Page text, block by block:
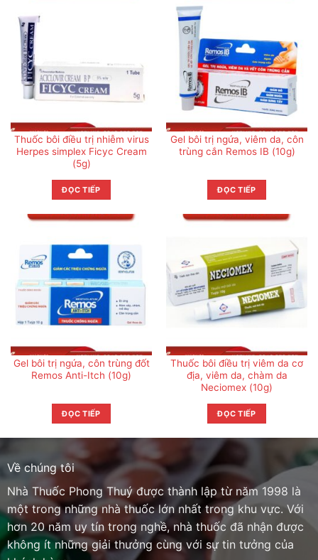
Thuốc bôi điều trị nhiễm virus
Herpes simplex Ficyc Cream
(5g)
ĐỌC TIẾP
Gel bôi trị ngứa, viêm da, côn
trùng cắn Remos IB (10g)
ĐỌC TIẾP
Gel bôi trị ngứa, côn trùng đốt
Remos Anti-Itch (10g)
ĐỌC TIẾP
Thuốc bôi điều trị viêm da cơ
địa, viêm da, chàm da
Neciomex (10g)
ĐỌC TIẾP
Về chúng tôi
Nhà Thuốc Phong Thuý được thành lập từ năm 1998 là
một trong những nhà thuốc lớn nhất trong khu vực. Với
hơn 20 năm uy tín trong nghề, nhà thuốc đã nhận được
không ít những giải thưởng cùng với sự tin tưởng của